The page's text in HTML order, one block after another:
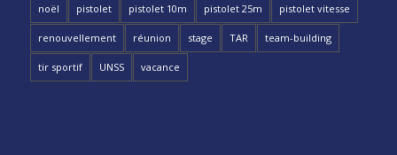
noël pistolet pistolet 10m pistolet 25m pistolet vitesse
renouvellement réunion stage TAR team-building
tir sportif UNSS vacance